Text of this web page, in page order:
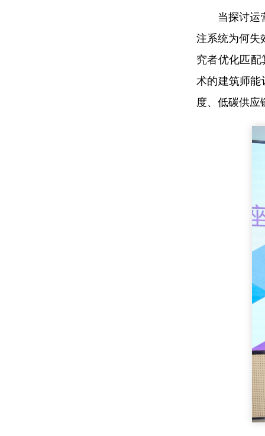
当探讨运
注系统为何失
究者优化匹配
术的建筑师能
度、低碳供应